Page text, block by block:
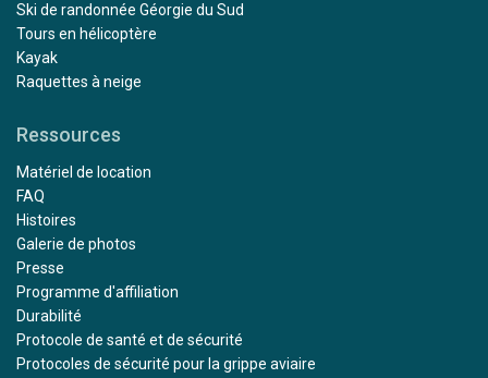
Ski de randonnée Géorgie du Sud
Tours en hélicoptère
Kayak
Raquettes à neige
Ressources
Matériel de location
FAQ
Histoires
Galerie de photos
Presse
Programme d'affiliation
Durabilité
Protocole de santé et de sécurité
Protocoles de sécurité pour la grippe aviaire